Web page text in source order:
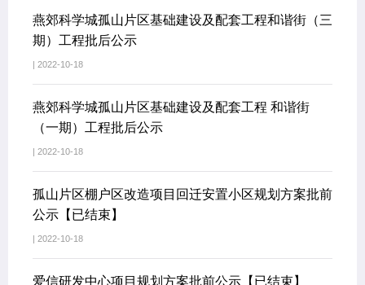
燕郊科学城孤山片区基础建设及配套工程和谐街（三
期）工程批后公示
| 2022-10-18
燕郊科学城孤山片区基础建设及配套工程 和谐街
（一期）工程批后公示
| 2022-10-18
孤山片区棚户区改造项目回迁安置小区规划方案批前
公示【已结束】
| 2022-10-18
爱信研发中心项目规划方案批前公示【已结束】